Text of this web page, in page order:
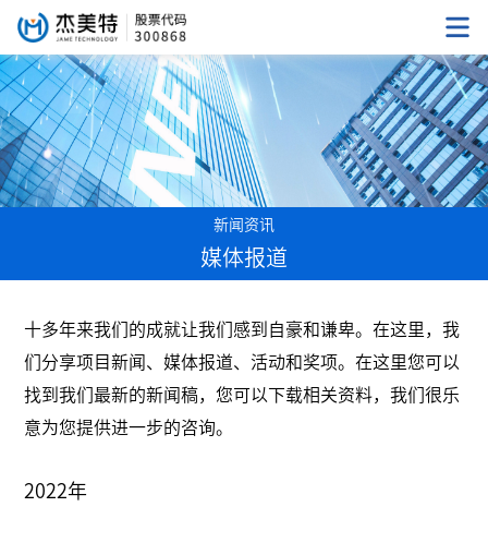
新闻资讯
媒体报道
十多年来我们的成就让我们感到自豪和谦卑。在这里，我
们分享项目新闻、媒体报道、活动和奖项。在这里您可以
找到我们最新的新闻稿，您可以下载相关资料，我们很乐
意为您提供进一步的咨询。
2022年